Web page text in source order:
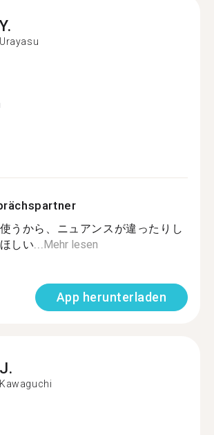
Y.
Urayasu
うから、ニュアンスが違ったりし
しい... Mehr lesen
App herunterladen
J.
Kawaguchi